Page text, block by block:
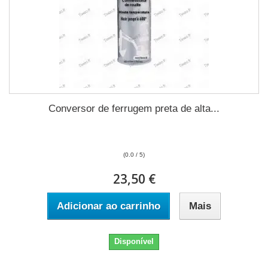
Conversor de ferrugem preta de alta...
(0.0 / 5)
23,50 €
Adicionar ao carrinho Mais
Disponível